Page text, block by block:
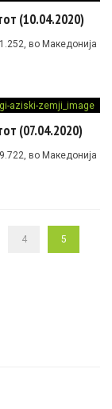
(10.04.2020)
во Македонија
(07.04.2020)
во Македонија
4 5